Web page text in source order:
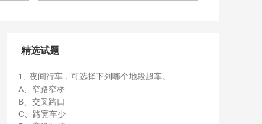
精选试题
1、 夜间行车，可选择下列哪个地段超车。
A、窄路窄桥
B、交叉路口
C、路宽车少